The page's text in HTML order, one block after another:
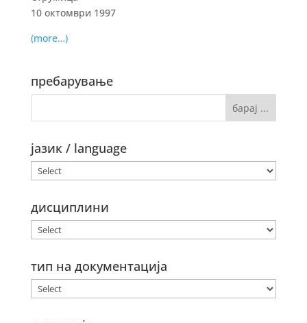
10 октомври 1997
(more…)
пребарување
јазик / language
дисциплини
тип на документација